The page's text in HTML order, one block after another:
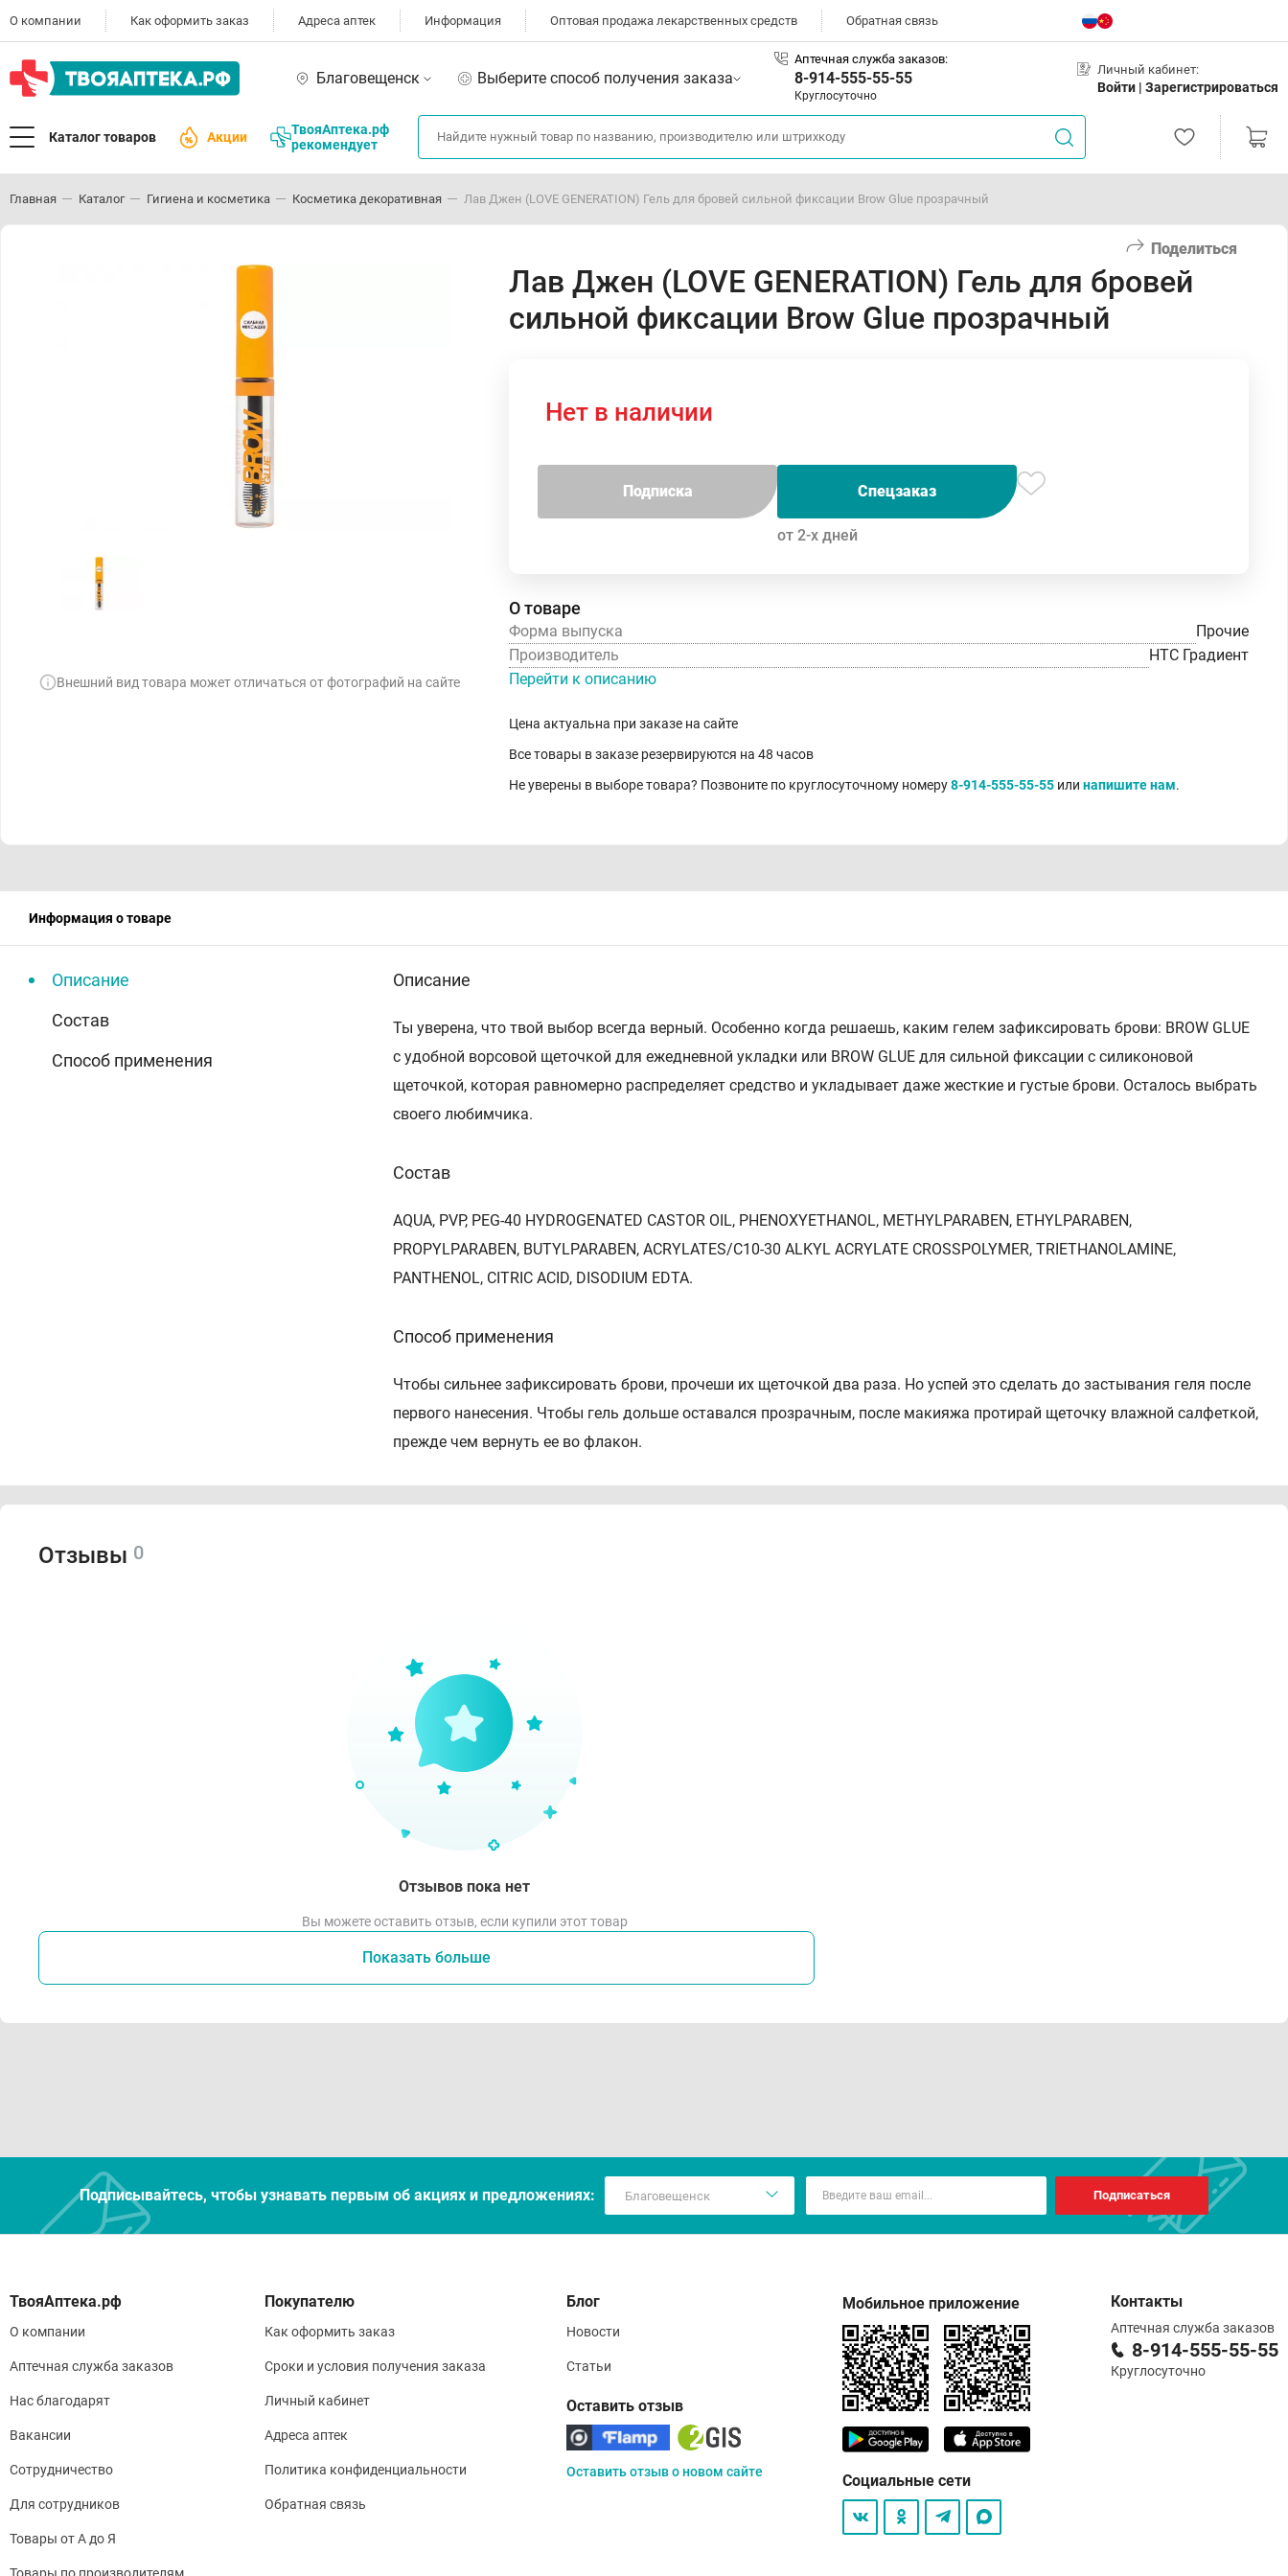
О компании Как оформить заказ Адреса аптек Информация Оптовая продажа лекарственных средств Обратная связь
Благовещенск Выберите способ получения заказа
Аптечная служба заказов:
8-914-555-55-55
Круглосуточно
Личный кабинет:
Войти | Зарегистрироваться
Каталог товаров Акции
ТвояАптека.рф
рекомендует
Главная Каталог Гигиена и косметика Косметика декоративная Лав Джен (LOVE GENERATION) Гель для бровей сильной фиксации Brow Glue прозрачный
Поделиться
Внешний вид товара может отличаться от фотографий на сайте
Лав Джен (LOVE GENERATION) Гель для бровей
сильной фиксации Brow Glue прозрачный
Нет в наличии
Подписка Спецзаказ
от 2-х дней
О товаре
Форма выпуска
Прочие
Производитель
НТС Градиент
Перейти к описанию
Цена актуальна при заказе на сайте
Все товары в заказе резервируются на 48 часов
Не уверены в выборе товара? Позвоните по круглосуточному номеру8-914-555-55-55 или напишите нам.
Информация о товаре
Описание
Состав
Способ применения
Описание
Ты уверена, что твой выбор всегда верный. Особенно когда решаешь, каким гелем зафиксировать брови: BROW GLUE
с удобной ворсовой щеточкой для ежедневной укладки или BROW GLUE для сильной фиксации с силиконовой
щеточкой, которая равномерно распределяет средство и укладывает даже жесткие и густые брови. Осталось выбрать
своего любимчика.
Состав
AQUA, PVP, PEG-40 HYDROGENATED CASTOR OIL, PHENOXYETHANOL, METHYLPARABEN, ETHYLPARABEN,
PROPYLPARABEN, BUTYLPARABEN, ACRYLATES/C10-30 ALKYL ACRYLATE CROSSPOLYMER, TRIETHANOLAMINE,
PANTHENOL, CITRIC ACID, DISODIUM EDTA.
Способ применения
Чтобы сильнее зафиксировать брови, прочеши их щеточкой два раза. Но успей это сделать до застывания геля после
первого нанесения. Чтобы гель дольше оставался прозрачным, после макияжа протирай щеточку влажной салфеткой,
прежде чем вернуть ее во флакон.
Отзывы 0
Отзывов пока нет
Вы можете оставить отзыв, если купили этот товар
Показать больше
Подписывайтесь, чтобы узнавать первым об акцияx и предложениях: Подписаться
О компании
Аптечная служба заказов
Нас благодарят
Вакансии
Сотрудничество
Для сотрудников
Товары от А до Я
Товары по производителям
Покупателю
Как оформить заказ
Сроки и условия получения заказа
Личный кабинет
Адреса аптек
Политика конфиденциальности
Обратная связь
Блог
Новости
Статьи
Оставить отзыв
Оставить отзыв о новом сайте
Мобильное приложение
Социальные сети
Контакты
Аптечная служба заказов
8-914-555-55-55
Круглосуточно